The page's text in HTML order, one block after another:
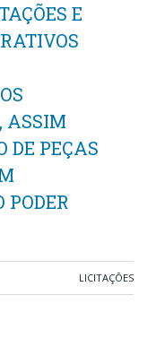
E
ASSIM
DE PEÇAS
LICITAÇÕES